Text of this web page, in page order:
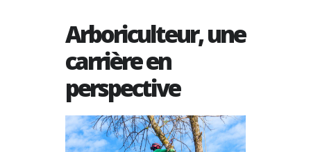
Arboriculteur, une
carrière en
perspective